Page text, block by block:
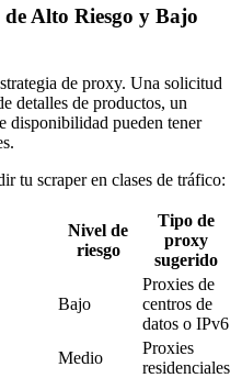
Alto Riesgo y Bajo
de proxy. Una solicitud
detalles de productos, un
disponibilidad pueden tener
tu scraper en clases de tráfico:
Nivel de
riesgo
Tipo de
proxy
sugerido
Bajo
Proxies de
centros de
datos o IPv6
Medio
Proxies
residenciales